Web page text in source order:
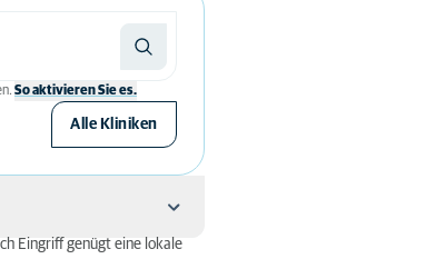
So aktivieren Sie es.
Alle Kliniken
Eingriff genügt eine lokale